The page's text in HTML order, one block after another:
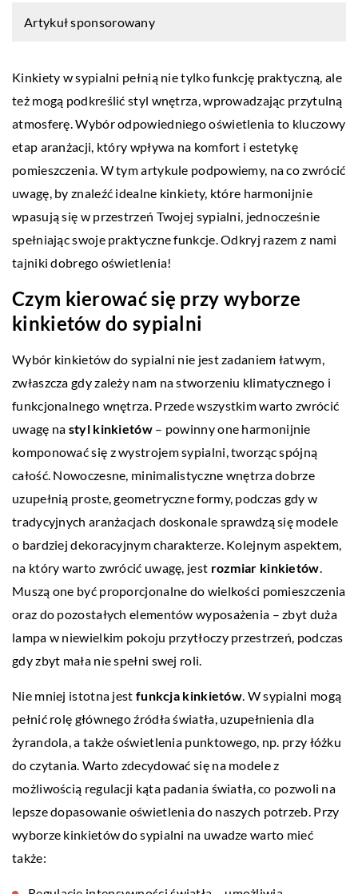
Artykuł sponsorowany
Kinkiety w sypialni pełnią nie tylko funkcję praktyczną, ale
też mogą podkreślić styl wnętrza, wprowadzając przytulną
atmosferę. Wybór odpowiedniego oświetlenia to kluczowy
etap aranżacji, który wpływa na komfort i estetykę
pomieszczenia. W tym artykule podpowiemy, na co zwrócić
uwagę, by znaleźć idealne kinkiety, które harmonijnie
wpasują się w przestrzeń Twojej sypialni, jednocześnie
spełniając swoje praktyczne funkcje. Odkryj razem z nami
tajniki dobrego oświetlenia!
Czym kierować się przy wyborze
kinkietów do sypialni
Wybór kinkietów do sypialni nie jest zadaniem łatwym,
zwłaszcza gdy zależy nam na stworzeniu klimatycznego i
funkcjonalnego wnętrza. Przede wszystkim warto zwrócić
uwagę na styl kinkietów– powinny one harmonijnie
komponować się z wystrojem sypialni, tworząc spójną
całość. Nowoczesne, minimalistyczne wnętrza dobrze
uzupełnią proste, geometryczne formy, podczas gdy w
tradycyjnych aranżacjach doskonale sprawdzą się modele
o bardziej dekoracyjnym charakterze. Kolejnym aspektem,
na który warto zwrócić uwagę, jest rozmiar kinkietów.
Muszą one być proporcjonalne do wielkości pomieszczenia
oraz do pozostałych elementów wyposażenia – zbyt duża
lampa w niewielkim pokoju przytłoczy przestrzeń, podczas
gdy zbyt mała nie spełni swej roli.
Nie mniej istotna jest funkcja kinkietów. W sypialni mogą
pełnić rolę głównego źródła światła, uzupełnienia dla
żyrandola, a także oświetlenia punktowego, np. przy łóżku
do czytania. Warto zdecydować się na modele z
możliwością regulacji kąta padania światła, co pozwoli na
lepsze dopasowanie oświetlenia do naszych potrzeb. Przy
wyborze kinkietów do sypialni na uwadze warto mieć
także: